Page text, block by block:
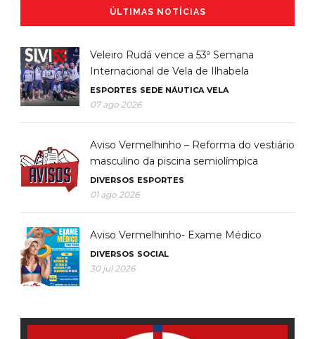
ÚLTIMAS NOTÍCIAS
Veleiro Rudá vence a 53ª Semana
Internacional de Vela de Ilhabela
ESPORTES SEDE NÁUTICA VELA
07 ago 2026
Aviso Vermelhinho – Reforma do vestiário
masculino da piscina semiolímpica
DIVERSOS ESPORTES
01 ago 2026
Aviso Vermelhinho- Exame Médico
DIVERSOS SOCIAL
30 jul 2026